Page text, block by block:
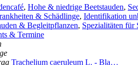
, Hohe & niedrige Beetstauden,
& Schädlinge, Identifikation
& Begleitpflanzen, Spezialitäten für
& Termine
Trachelium caeruleum L. - Bla…